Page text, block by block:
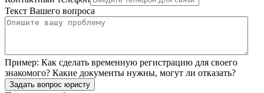
Текст Вашего вопроса
Пример: Как сделать временную регистрацию для своего
знакомого? Какие документы нужны, могут ли отказать?
Задать вопрос юристу